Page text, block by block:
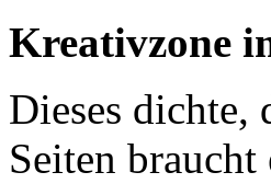
Kreativzone
Dieses dichte,
Seiten